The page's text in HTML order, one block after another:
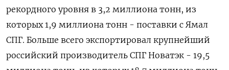
рекордного уровня в 3,2 миллиона тонн, из
которых 1,9 миллиона тонн - поставки с Ямал
СПГ. Больше всего экспортировал крупнейший
российский производитель СПГ Новатэк - 19,5